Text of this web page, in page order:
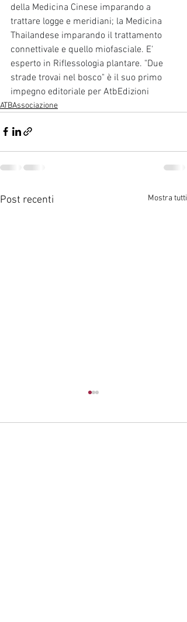
della Medicina Cinese imparando a
trattare logge e meridiani; la Medicina
Thailandese imparando il trattamento
connettivale e quello miofasciale. E'
esperto in Riflessologia plantare. "Due
strade trovai nel bosco" è il suo primo
impegno editoriale per AtbEdizioni
ATBAssociazione
Post recenti Mostra tutti